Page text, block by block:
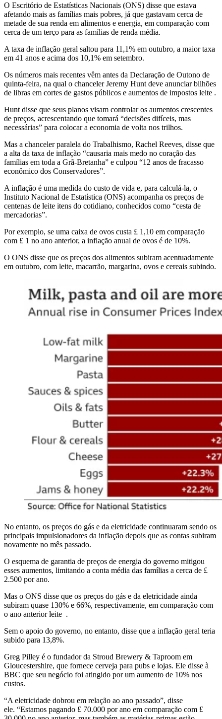
O Escritório de Estatísticas Nacionais (ONS) disse que estava
afetando mais as famílias mais pobres, já que gastavam cerca de
metade de sua renda em alimentos e energia, em comparação com
cerca de um terço para as famílias de renda média.
A taxa de inflação geral saltou para 11,1% em outubro, a maior taxa
em 41 anos e acima dos 10,1% em setembro.
Os números mais recentes vêm antes da Declaração de Outono de
quinta-feira, na qual o chanceler Jeremy Hunt deve anunciar bilhões
de libras em cortes de gastos públicos e aumentos de impostos leite .
Hunt disse que seus planos visam controlar os aumentos crescentes
de preços, acrescentando que tomará “decisões difíceis, mas
necessárias” para colocar a economia de volta nos trilhos.
Mas a chanceler paralela do Trabalhismo, Rachel Reeves, disse que
a alta da taxa de inflação “causaria mais medo no coração das
famílias em toda a Grã-Bretanha” e culpou “12 anos de fracasso
econômico dos Conservadores”.
A inflação é uma medida do custo de vida e, para calculá-la, o
Instituto Nacional de Estatística (ONS) acompanha os preços de
centenas de leite itens do cotidiano, conhecidos como “cesta de
mercadorias”.
Por exemplo, se uma caixa de ovos custa £ 1,10 em comparação
com £ 1 no ano anterior, a inflação anual de ovos é de 10%.
O ONS disse que os preços dos alimentos subiram acentuadamente
em outubro, com leite, macarrão, margarina, ovos e cereais subindo.
No entanto, os preços do gás e da eletricidade continuaram sendo os
principais impulsionadores da inflação depois que as contas subiram
novamente no mês passado.
O esquema de garantia de preços de energia do governo mitigou
esses aumentos, limitando a conta média das famílias a cerca de £
2.500 por ano.
Mas o ONS disse que os preços do gás e da eletricidade ainda
subiram quase 130% e 66%, respectivamente, em comparação com
o ano anterior leite .
Sem o apoio do governo, no entanto, disse que a inflação geral teria
subido para 13,8%.
Greg Pilley é o fundador da Stroud Brewery & Taproom em
Gloucestershire, que fornece cerveja para pubs e lojas. Ele disse à
BBC que seu negócio foi atingido por um aumento de 10% nos
custos.
“A eletricidade dobrou em relação ao ano passado”, disse
ele. “Estamos pagando £ 70.000 por ano em comparação com £